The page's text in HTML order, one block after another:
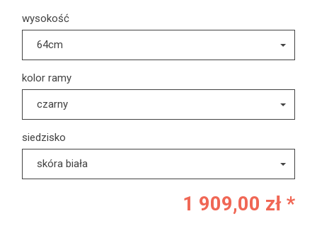
wysokość
64cm
kolor ramy
czarny
siedzisko
skóra biała
1 909,00 zł *